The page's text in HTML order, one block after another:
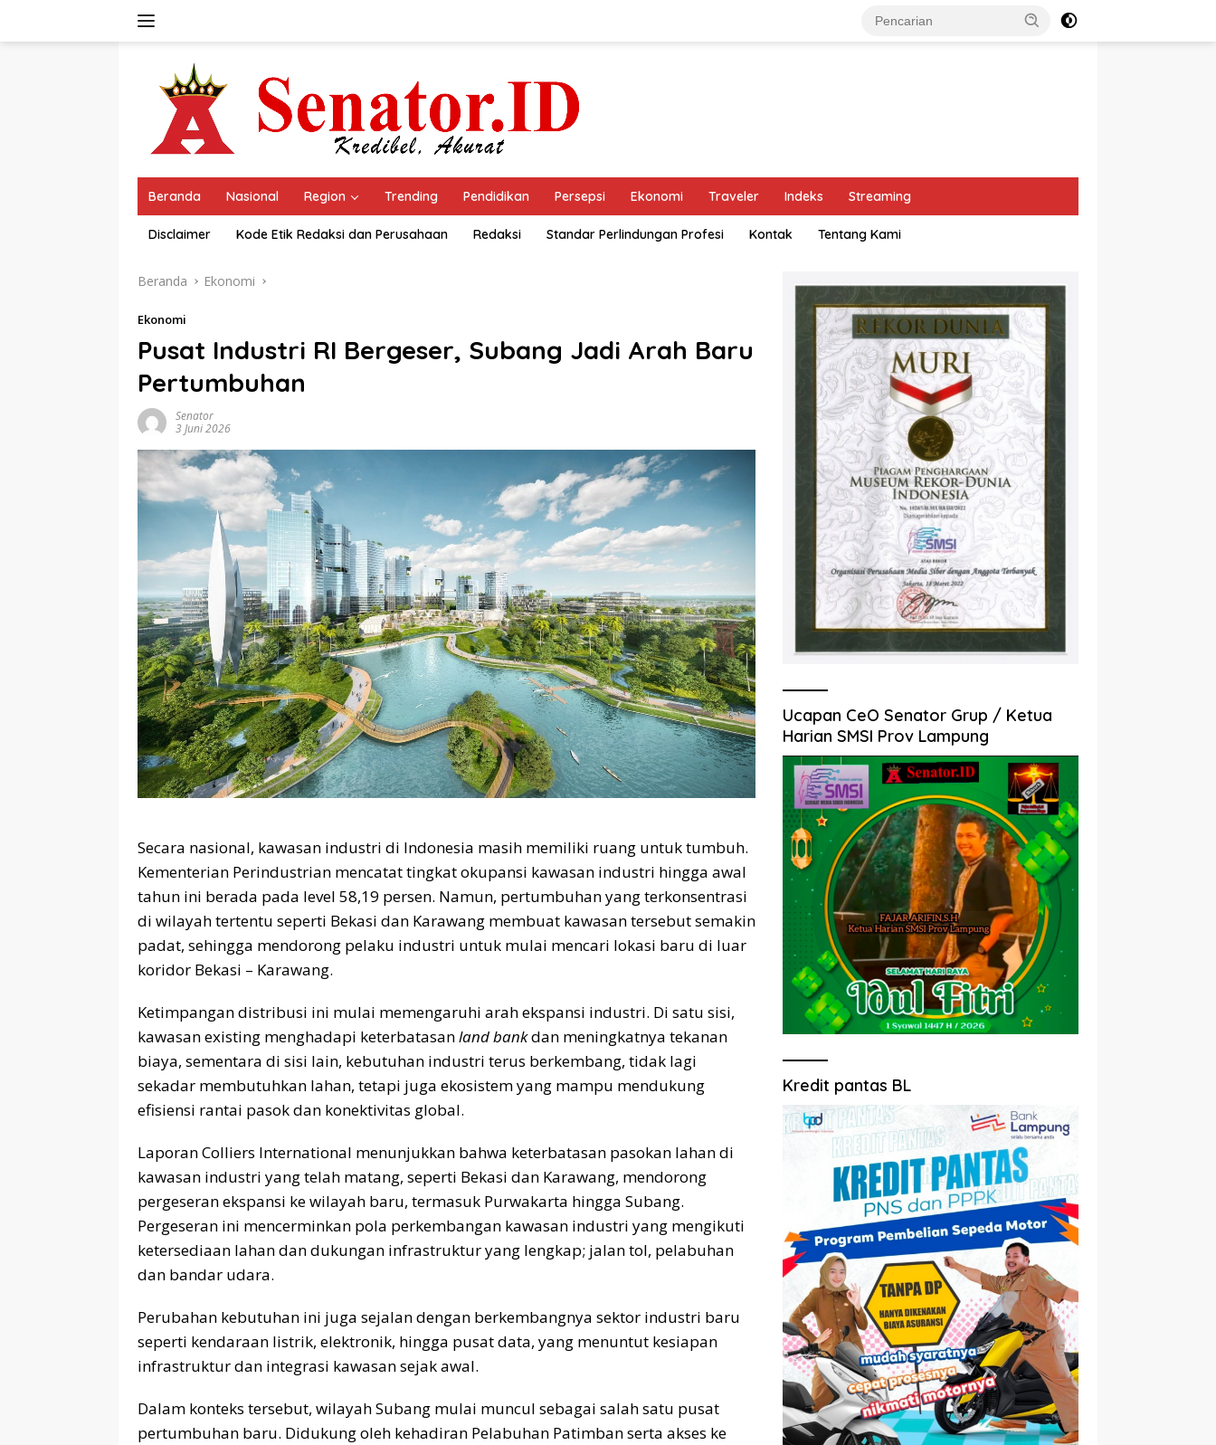
Beranda Nasional Region Trending Pendidikan Persepsi Ekonomi Traveler Indeks Streaming
Disclaimer Kode Etik Redaksi dan Perusahaan Redaksi Standar Perlindungan Profesi Kontak Tentang Kami
Beranda Ekonomi
Ekonomi
Pusat Industri RI Bergeser, Subang Jadi Arah Baru
Pertumbuhan
Senator
3 Juni 2026
Secara nasional, kawasan industri di Indonesia masih memiliki ruang untuk tumbuh.
Kementerian Perindustrian mencatat tingkat okupansi kawasan industri hingga awal
tahun ini berada pada level 58,19 persen. Namun, pertumbuhan yang terkonsentrasi
di wilayah tertentu seperti Bekasi dan Karawang membuat kawasan tersebut semakin
padat, sehingga mendorong pelaku industri untuk mulai mencari lokasi baru di luar
koridor Bekasi – Karawang.
Ketimpangan distribusi ini mulai memengaruhi arah ekspansi industri. Di satu sisi,
kawasan existing menghadapi keterbatasanland bankdan meningkatnya tekanan
biaya, sementara di sisi lain, kebutuhan industri terus berkembang, tidak lagi
sekadar membutuhkan lahan, tetapi juga ekosistem yang mampu mendukung
efisiensi rantai pasok dan konektivitas global.
Laporan Colliers International menunjukkan bahwa keterbatasan pasokan lahan di
kawasan industri yang telah matang, seperti Bekasi dan Karawang, mendorong
pergeseran ekspansi ke wilayah baru, termasuk Purwakarta hingga Subang.
Pergeseran ini mencerminkan pola perkembangan kawasan industri yang mengikuti
ketersediaan lahan dan dukungan infrastruktur yang lengkap; jalan tol, pelabuhan
dan bandar udara.
Perubahan kebutuhan ini juga sejalan dengan berkembangnya sektor industri baru
seperti kendaraan listrik, elektronik, hingga pusat data, yang menuntut kesiapan
infrastruktur dan integrasi kawasan sejak awal.
Dalam konteks tersebut, wilayah Subang mulai muncul sebagai salah satu pusat
pertumbuhan baru. Didukung oleh kehadiran Pelabuhan Patimban serta akses ke
Ucapan CeO Senator Grup / Ketua
Harian SMSI Prov Lampung
Kredit pantas BL